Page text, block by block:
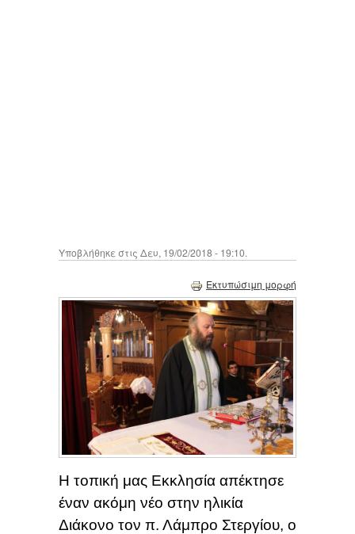
Υποβλήθηκε στις Δευ, 19/02/2018 - 19:10.
Εκτυπώσιμη μορφή
Η τοπική μας Εκκλησία απέκτησε
έναν ακόμη νέο στην ηλικία
Διάκονο τον π. Λάμπρο Στεργίου, ο